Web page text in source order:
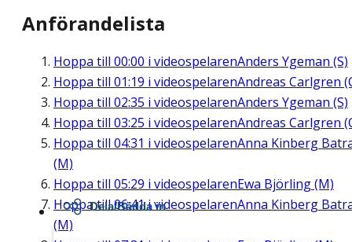
Anförandelista
Hoppa till 00:00 i videospelarenAnders Ygeman (S)
Hoppa till 01:19 i videospelarenAndreas Carlgren
Hoppa till 02:35 i videospelarenAnders Ygeman (S)
Hoppa till 03:25 i videospelarenAndreas Carlgren
Hoppa till 04:31 i videospelarenAnna Kinberg
(M)
Hoppa till 05:29 i videospelarenEwa Björling (M)
Hoppa till06:41i videospelarenAnna Kinberg
(M)
Dela/Bädda in